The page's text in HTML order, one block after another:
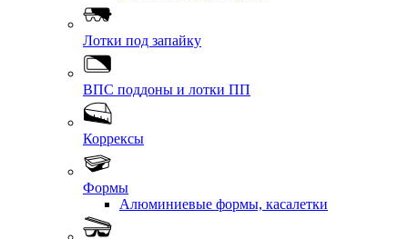
Лотки под запайку
ВПС поддоны и лотки ПП
Коррексы
Формы
Алюминиевые формы, касалетки